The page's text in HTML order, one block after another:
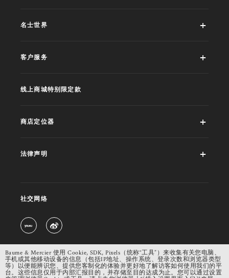
名士世界
客户服务
线上商城特别限定款
商店定位器
法律声明
社交网络
Baume & Mercier 使用 Cookie, SDK, Pixels（统称“工具”）来收集有关您电脑、
手机或其他移动设备的信息（包括IP地址、操作系统、登录次数和浏览器类型
等）以便能辨识您、提供您客制化的体验并更好地了解访客如何使用我们的平
台。这些信息仅用于内部汇报目的，并存储至目的达成为止。您可以通过设置